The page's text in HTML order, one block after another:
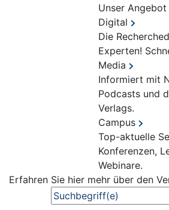
Unser Angebot
Digital
Die
Experten!
Media
Informiert mit
Podcasts und
Verlags.
Campus
Top-aktuelle
Konferenzen,
Webinare.
Erfahren Sie hier mehr über den
Suche